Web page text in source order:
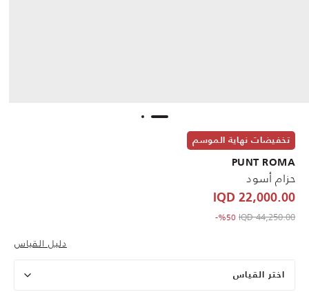
تخفيضات نهاية الموسم
PUNT ROMA
حزام أسود
22,000.00 IQD
Price reduced from
44,250.00 IQD
to 22,000.00 IQD
%50-
دليل القياس
اختر القياس